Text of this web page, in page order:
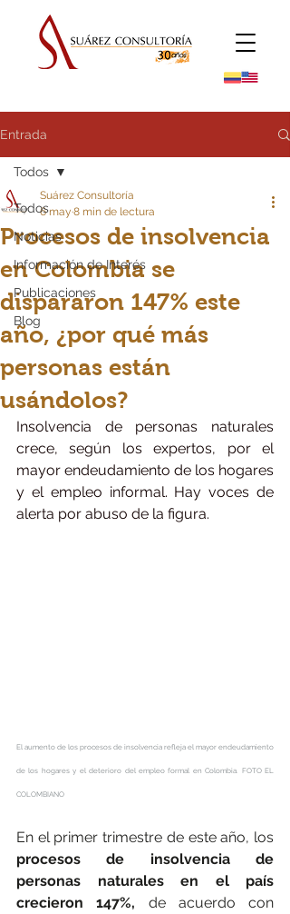
Entrada
Todos
Noticias
Información de Interés
Publicaciones
Blog
Todos
Procesos de insolvencia
en Colombia se
dispararon 147% este
año, ¿por qué más
personas están
usándolos?
Suárez Consultoría
6 may 8 min de lectura
Insolvencia de personas naturales
crece, según los expertos, por el
mayor endeudamiento de los hogares
y el empleo informal. Hay voces de
alerta por abuso de la figura.
El aumento de los procesos de insolvencia refleja el mayor endeudamiento
de los hogares y el deterioro del empleo formal en Colombia. FOTO EL
COLOMBIANO
En el primer trimestre de este año, los
procesos de insolvencia de
personas naturales en el país
crecieron 147%, de acuerdo con